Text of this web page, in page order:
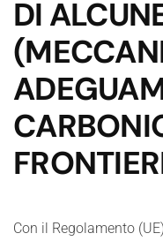
DI
Con il Regolamento